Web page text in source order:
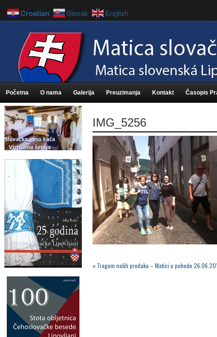
Početna O nama Galerija Preuzimanja Kontakt Časopis
IMG_5256
« Tragom naših predaka – Matici u pohode
Croatian Slovak English